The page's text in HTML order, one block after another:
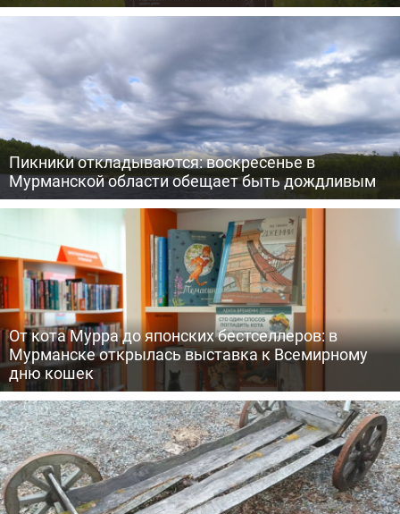
Пикники откладываются: воскресенье в
Мурманской области обещает быть дождливым
От кота Мурра до японских бестселлеров: в
Мурманске открылась выставка к Всемирному
дню кошек